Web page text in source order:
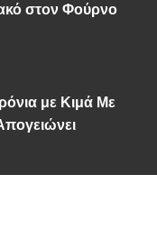
στον Φούρνο
με Κιμά Με